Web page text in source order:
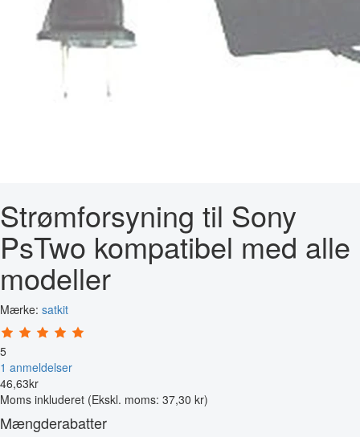
Strømforsyning til Sony
PsTwo kompatibel med alle
modeller
Mærke: satkit
5
1 anmeldelser
46,63kr
Moms inkluderet (Ekskl. moms: 37,30 kr)
Mængderabatter